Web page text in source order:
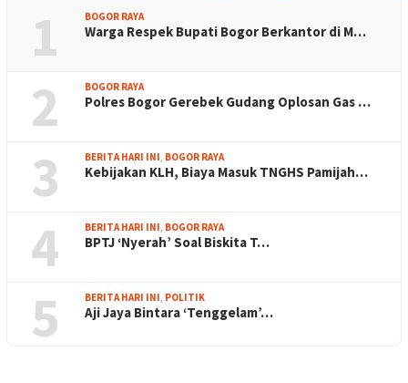
1 BOGOR RAYA
Warga Respek Bupati Bogor Berkantor di M…
2 BOGOR RAYA
Polres Bogor Gerebek Gudang Oplosan Gas …
3 BERITA HARI INI BOGOR RAYA
Kebijakan KLH, Biaya Masuk TNGHS Pamijah…
4 BERITA HARI INI BOGOR RAYA
BPTJ ‘Nyerah’ Soal Biskita T…
5 BERITA HARI INI POLITIK
Aji Jaya Bintara ‘Tenggelam’…